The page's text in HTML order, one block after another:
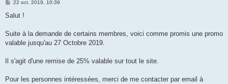
M
s
g
22 oct. 2019, 10:39
Salut !
Suite à la demande de certains membres, voici comme promis une promo
valable jusqu'au 27 Octobre 2019.
Il s'agit d'une remise de 25% valable sur tout le site.
Pour les personnes intéressées, merci de me contacter par email à